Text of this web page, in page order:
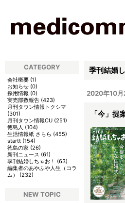
季刊結婚
2020年10月
「今」
CATEGORY
会社概要 (1)
お知らせ (0)
採用情報 (0)
実売部数報告 (423)
月刊タウン情報トクシマ
(301)
月刊タウン情報CU (251)
徳島人 (104)
生活情報紙 さらら (455)
startt (154)
徳島の家 (26)
新刊ニュース (61)
季刊結婚しちゃお！
(63)
編集者のあやふや人生（コラ
ム）
(232)
NEW TOPIC